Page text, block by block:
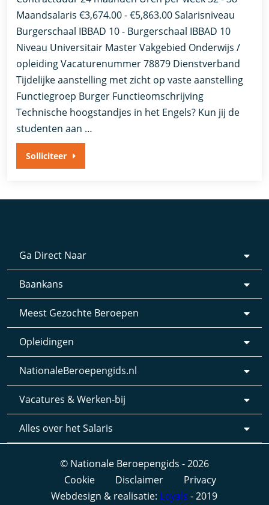
Maandsalaris €3,674.00 - €5,863.00 Salarisniveau
Burgerschaal IBBAD 10 - Burgerschaal IBBAD 10
Niveau Universitair Master Vakgebied Onderwijs /
opleiding Vacaturenummer 78879 Dienstverband
Tijdelijke aanstelling met zicht op vaste aanstelling​​
Functiegroep Burger​ Functieomschrijving
Technische hoogstandjes in het Engels? Kun jij de
studenten aan …
Solliciteer
Ga Direct Naar
Baankans
Meest Gezochte Beroepen
Opleidingen
NationaleBeroepengids.nl
Vacatures & Werken-bij
Alles over het Salaris
© Nationale Beroepengids - 2026
Cookie
Disclaimer
Privacy
Webdesign & realisatie: Loyals - 2019